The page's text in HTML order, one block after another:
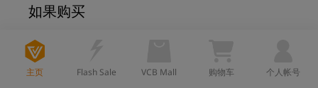
主页 Flash Sale VCB Mall 购物车 个人帐号
如果购买
Taobao
1688